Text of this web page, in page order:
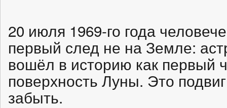
20 июля 1969-го года
первый след не на Земле:
вошёл в историю как первый
поверхность Луны. Это
забыть.